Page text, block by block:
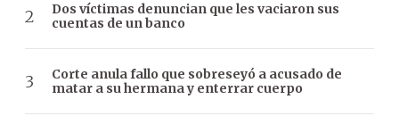
Dos víctimas denuncian que les vaciaron sus
cuentas de un banco
Corte anula fallo que sobreseyó a acusado de
matar a su hermana y enterrar cuerpo